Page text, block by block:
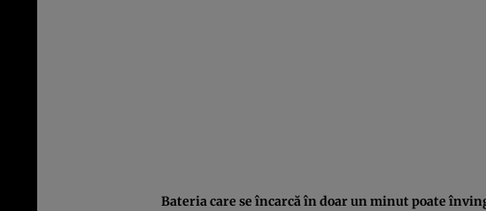
Bateria care se încarcă în doar un minut poate